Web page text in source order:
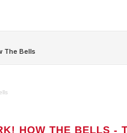
HOW THE BELLS -